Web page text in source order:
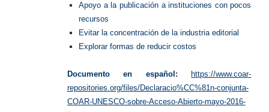
Apoyo a la publicación a instituciones con pocos
recursos
Evitar la concentración de la industria editorial
Explorar formas de reducir costos
Documento en español:
https://www.coar-
repositories.org/files/Declaracio%CC%81n-conjunta-
COAR-UNESCO-sobre-Acceso-Abierto-mayo-2016-